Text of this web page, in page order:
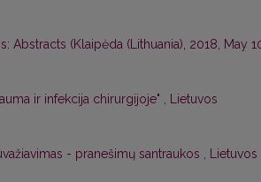
(Klaipėda (Lithuania), 2018, May
ir infekcija chirurgijoje" , Lietuvos
- pranešimų santraukos , Lietuvos